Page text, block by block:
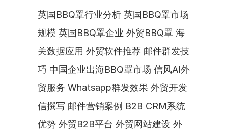
英国BBQ罩行业分析 英国BBQ罩市场
规模 英国BBQ罩企业 外贸BBQ罩 海
关数据应用 外贸软件推荐 邮件群发技
巧 中国企业出海BBQ罩市场 信风AI外
贸服务 Whatsapp群发效果 外贸开发
信撰写 邮件营销案例 B2B CRM系统
优势 外贸B2B平台 外贸网站建设 外